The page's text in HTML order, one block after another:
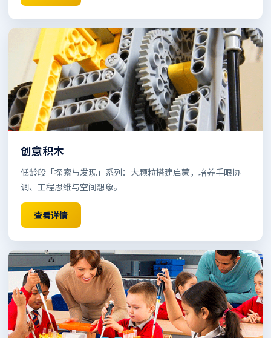
创意积木
低龄段「探索与发现」系列：大颗粒搭建启蒙，培养手眼协
调、工程思维与空间想象。
查看详情